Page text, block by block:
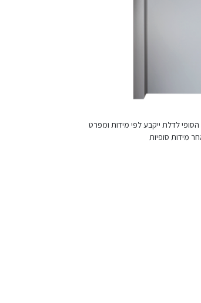
לדלת ייקבע לפי מידות ומפרט
מידות סופיות